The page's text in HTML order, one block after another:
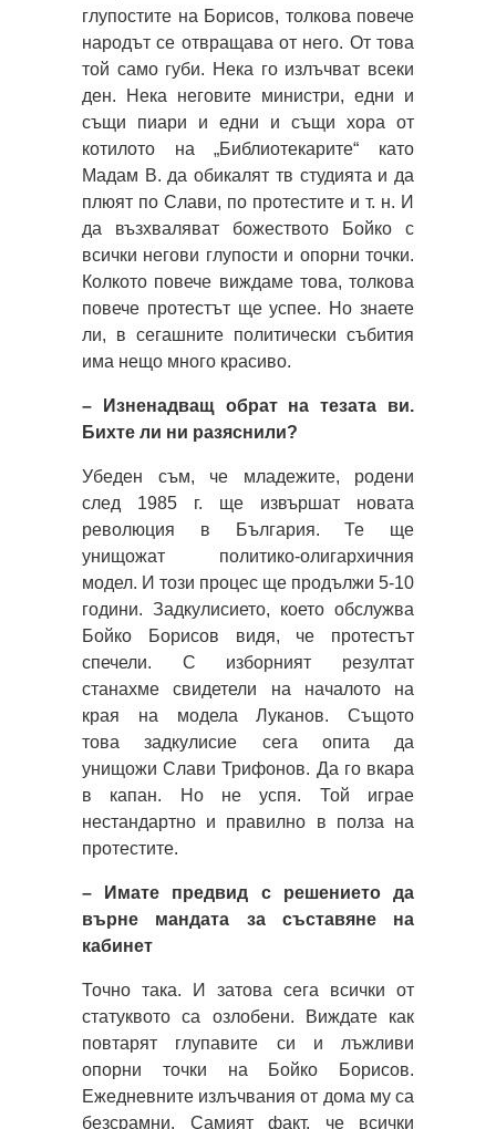
глупостите на Борисов, толкова повече
народът се отвращава от него. От това
той само губи. Нека го излъчват всеки
ден. Нека неговите министри, едни и
същи пиари и едни и същи хора от
котилото на „Библиотекарите“ като
Мадам В. да обикалят тв студията и да
плюят по Слави, по протестите и т. н. И
да възхваляват божеството Бойко с
всички негови глупости и опорни точки.
Колкото повече виждаме това, толкова
повече протестът ще успее. Но знаете
ли, в сегашните политически събития
има нещо много красиво.
– Изненадващ обрат на тезата ви.
Бихте ли ни разяснили?
Убеден съм, че младежите, родени
след 1985 г. ще извършат новата
революция в България. Те ще
унищожат политико-олигархичния
модел. И този процес ще продължи 5-10
години. Задкулисието, което обслужва
Бойко Борисов видя, че протестът
спечели. С изборният резултат
станахме свидетели на началото на
края на модела Луканов. Същото
това задкулисие сега опита да
унищожи Слави Трифонов. Да го вкара
в капан. Но не успя. Той играе
нестандартно и правилно в полза на
протестите.
– Имате предвид с решението да
върне мандата за съставяне на
кабинет
Точно така. И затова сега всички от
статуквото са озлобени. Виждате как
повтарят глупавите си и лъжливи
опорни точки на Бойко Борисов.
Ежедневните излъчвания от дома му са
безсрамни. Самият факт, че всички